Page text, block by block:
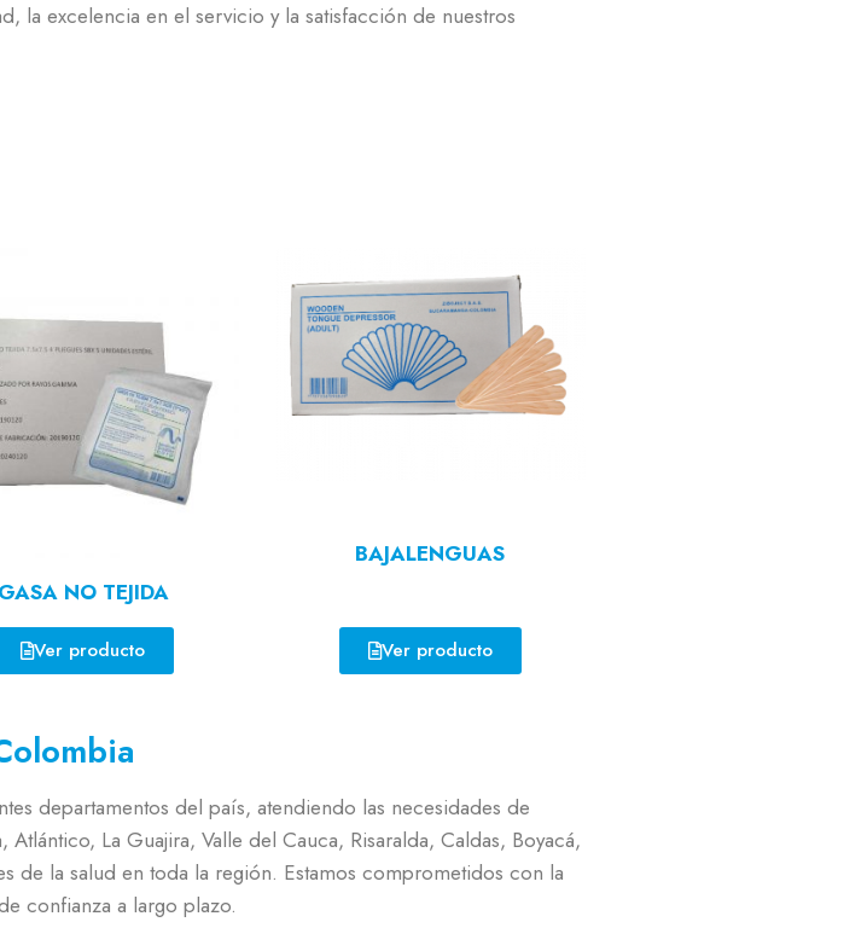
la excelencia en el servicio y la satisfacción de nuestros
GASA NO TEJIDA
Ver producto
BAJALENGUAS
Ver producto
departamentos del país, atendiendo las necesidades de
La Guajira, Valle del Cauca, Risaralda, Caldas, Boyacá,
de la salud en toda la región. Estamos comprometidos con la
confianza a largo plazo.